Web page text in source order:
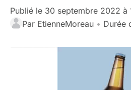
Publié le 30 septembre 2022 à
Par EtienneMoreau • Durée